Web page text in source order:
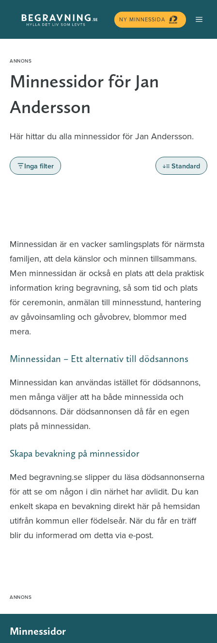
innehåll
NY MINNESSIDA
Minnessidor för Jan
Andersson
Här hittar du alla minnessidor för Jan Andersson.
Inga filter Standard
Minnessidan är en vacker samlingsplats för närmsta
familjen, att dela känslor och minnen tillsammans.
Men minnessidan är också en plats att dela praktisk
information kring begravning, så som tid och plats
för ceremonin, anmälan till minnesstund, hantering
av gåvoinsamling och gåvobrev, blommor med
mera.
Minnessidan – Ett alternativ till dödsannons
Minnessidan kan användas istället för dödsannons,
men många väljer att ha både minnessida och
dödsannons. Där dödsannonsen då får en egen
plats på minnessidan.
Skapa bevakning på minnessidor
Med begravning.se slipper du läsa dödsannonserna
för att se om någon i din närhet har avlidit. Du kan
enkelt skapa en bevakning direkt här på hemsidan
utifrån kommun eller födelseår. När du får en träff
blir du informerad om detta via e-post.
Minnessidor